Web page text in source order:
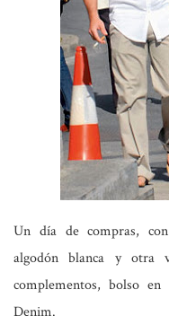
Un día de compras,
algodón blanca y
complementos, bolso
Denim.